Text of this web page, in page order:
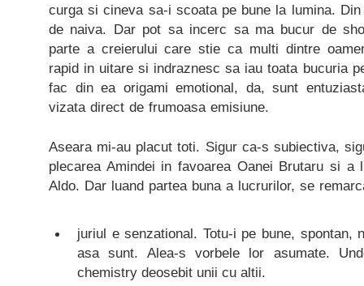
curga si cineva sa-i scoata pe bune la lumina.
de naiva. Dar pot sa incerc sa ma bucur de
parte a creierului care stie ca multi dintre
rapid in uitare si indraznesc sa iau toata bucuria
fac din ea origami emotional, da, sunt
vizata direct de frumoasa emisiune.
Aseara mi-au placut toti. Sigur ca-s subiectiva,
plecarea Amindei in favoarea Oanei Brutaru si a
Aldo. Dar luand partea buna a lucrurilor, se
juriul e senzational. Totu-i pe bune, spontan,
asa sunt. Alea-s vorbele lor asumate.
chemistry deosebit unii cu altii.